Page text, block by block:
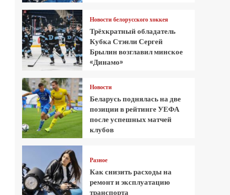
Новости белорусского хоккея
Трёхкратный обладатель
Кубка Стэнли Сергей
Брылин возглавил минское
«Динамо»
Новости
Беларусь поднялась на две
позиции в рейтинге УЕФА
после успешных матчей
клубов
Разное
Как снизить расходы на
ремонт и эксплуатацию
транспорта